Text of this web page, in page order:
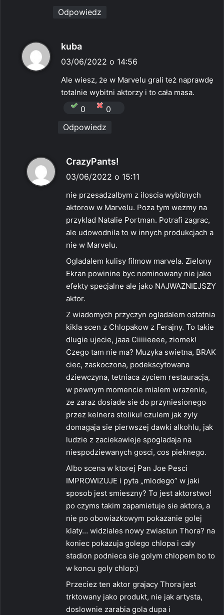
Odpowiedz
kuba
i
z
:
03/06/2022 o 14:56
Ale wiesz, że w Marvelu grali też naprawdę
totalnie wybitni aktorzy i to cała masa.
0
0
Odpowiedz
CrazyPants!
e
:
03/06/2022 o 15:11
nie przesadzalbym z iloscia wybitnych
aktorow w Marvelu. Poza tym wezmy na
przyklad Natalie Portman. Potrafi zagrac,
ale udowodnila to w innych produkcjach a
nie w Marvelu.
Ogladalem kulisy filmow marvela. Zielony
Ekran powinine byc nominowany nie jako
efekty specjalne ale jako NAJWAZNIEJSZY
aktor.
Z wiadomych przyczyn ogladalem ostatnia
kikla scen z Chlopakow z Ferajny. To takie
dlugie ujecie, jaaa Ciiiiieeee, ziomek!
Czego tam nie ma? Muzyka swietna, BRAK
ciec, zaskoczona, podekscytowana
dziewczyna, tetniaca zyciem restauracja,
w pewnym momencie mialem wrazenie,
ze zaraz dosiade sie do przyniesionego
przez kelnera stoliku! czulem jak zyly
domagaja sie pierwszej dawki alkohlu, jak
ludzie z zaciekawieje spogladaja na
niespodziewanych gosci, cos pieknego.
Albo scena w ktorej Pan Joe Pesci
IMPROWIZUJE i pyta „mlodego” w jaki
sposob jest smieszny? To jest aktorstwo!
po czyms takim zapamietuje sie aktora, a
nie po obowiazkowym pokazanie golej
klaty… widziales nowy zwiastun Thora? na
koniec pokazuja golego chlopa i caly
stadion podnieca sie golym chlopem bo to
w koncu goly chlop:)
Przeciez ten aktor grajacy Thora jest
trktowany jako produkt, nie jak artysta,
doslownie zarabia gola dupa i